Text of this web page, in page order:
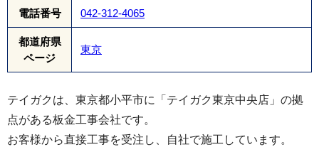
電話番号 042-312-4065
都道府県
ページ
東京
テイガクは、東京都小平市に「テイガク東京中央店」の拠
点がある板金工事会社です。
お客様から直接工事を受注し、自社で施工しています。